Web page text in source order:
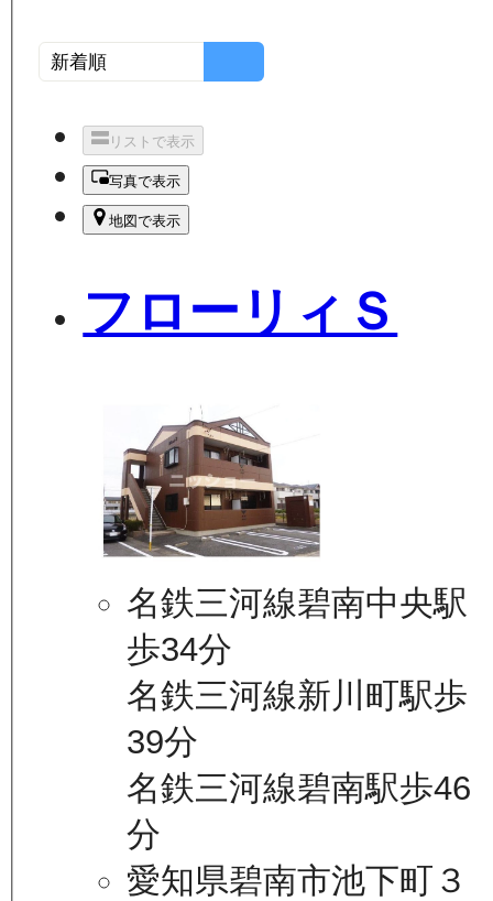
リストで表示
写真で表示
地図で表示
フローリィＳ
名鉄三河線碧南中央駅
歩34分
名鉄三河線新川町駅歩
39分
名鉄三河線碧南駅歩46
分
愛知県碧南市池下町３